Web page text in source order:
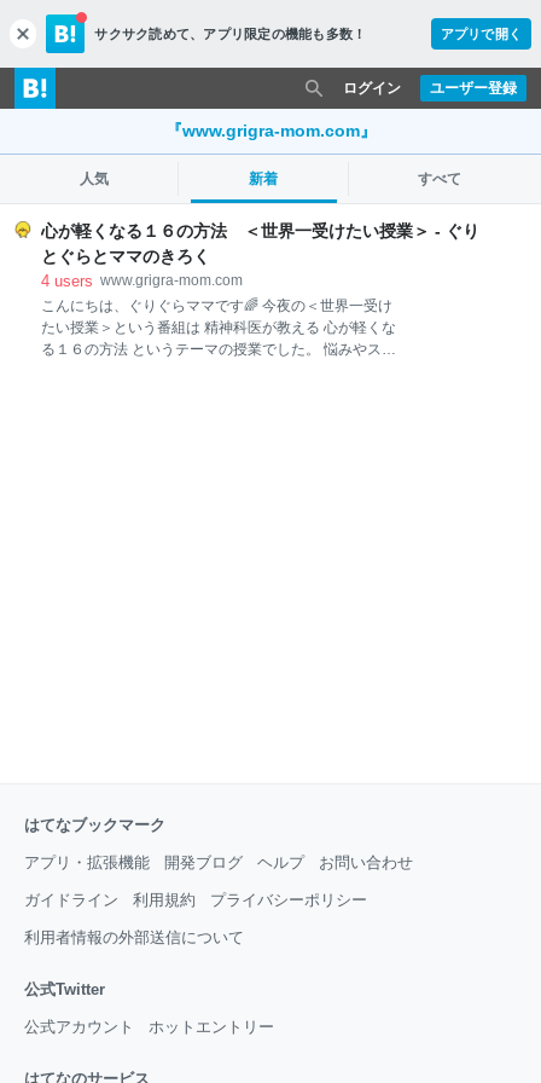
c
l
o
s
サクサク読めて、 アプリ限定の機能も多数！ アプリで開く
ユーザー登録
ログイン
『www.grigra-mom.com』
人気 新着 すべて
心が軽くなる１６の方法 ＜世界一受けたい授業＞ - ぐり
とぐらとママのきろく
4 users www.grigra-mom.com
こんにちは、ぐりぐらママです🌈 今夜の＜世界一受け
たい授業＞という番組は 精神科医が教える 心が軽くな
る１６の方法 というテーマの授業でした。 悩みやスト
はてなブックマーク
アプリ・拡張機能 開発ブログ ヘルプ お問い合わせ
ガイドライン 利用規約 プライバシーポリシー
利用者情報の外部送信について
公式Twitter
公式アカウント ホットエントリー
はてなのサービス